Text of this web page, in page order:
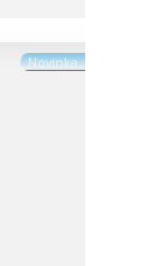
Novinka